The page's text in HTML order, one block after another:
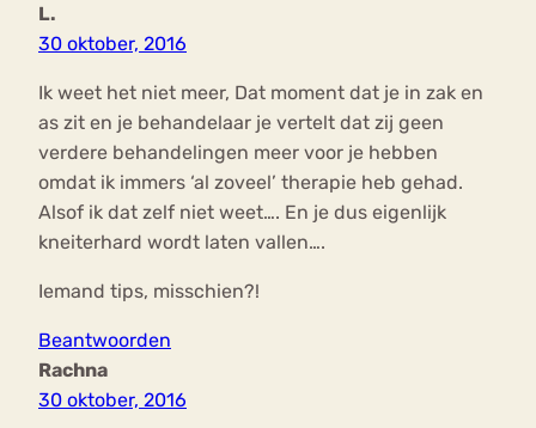
L.
30 oktober, 2016
Ik weet het niet meer, Dat moment dat je in zak en
as zit en je behandelaar je vertelt dat zij geen
verdere behandelingen meer voor je hebben
omdat ik immers ‘al zoveel’ therapie heb gehad.
Alsof ik dat zelf niet weet…. En je dus eigenlijk
kneiterhard wordt laten vallen….
Iemand tips, misschien?!
Beantwoorden
Rachna
30 oktober, 2016